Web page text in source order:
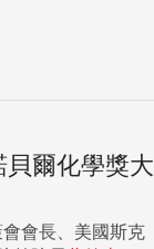
貝爾化學獎大
會長、美國斯克